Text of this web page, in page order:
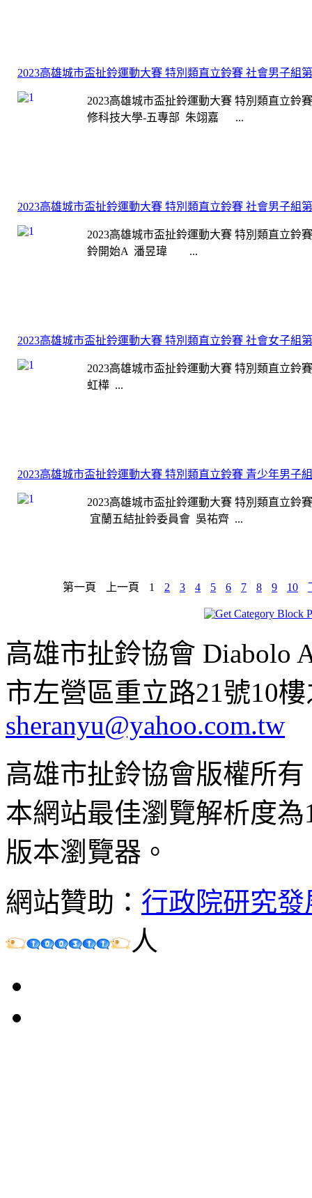
2023高雄城市盃扯鈴運動大賽 特別類直立鈴賽 社會男子組
2023高雄城市盃扯鈴運動大賽 特別類直立鈴
修科技大學-五專部 朱翊嘉 ...
2023高雄城市盃扯鈴運動大賽 特別類直立鈴賽 社會男子組
2023高雄城市盃扯鈴運動大賽 特別類直立鈴
鈴開始A 潘昱瑋 ...
2023高雄城市盃扯鈴運動大賽 特別類直立鈴賽 社會女子組
2023高雄城市盃扯鈴運動大賽 特別類直立鈴
虹樺 ...
2023高雄城市盃扯鈴運動大賽 特別類直立鈴賽 青少年男子
2023高雄城市盃扯鈴運動大賽 特別類直立鈴
宜蘭五結扯鈴委員會 吳祐齊 ...
第一頁 上一頁 1 2 3 4 5 6 7 8 9 10
高雄市扯鈴協會 Diabolo
市左營區重立路21號10
sheranyu@yahoo.com.tw
高雄市扯鈴協會版權所
本網站最佳瀏覽解析度
版本瀏覽器。
網站贊助： 行政院研究
人